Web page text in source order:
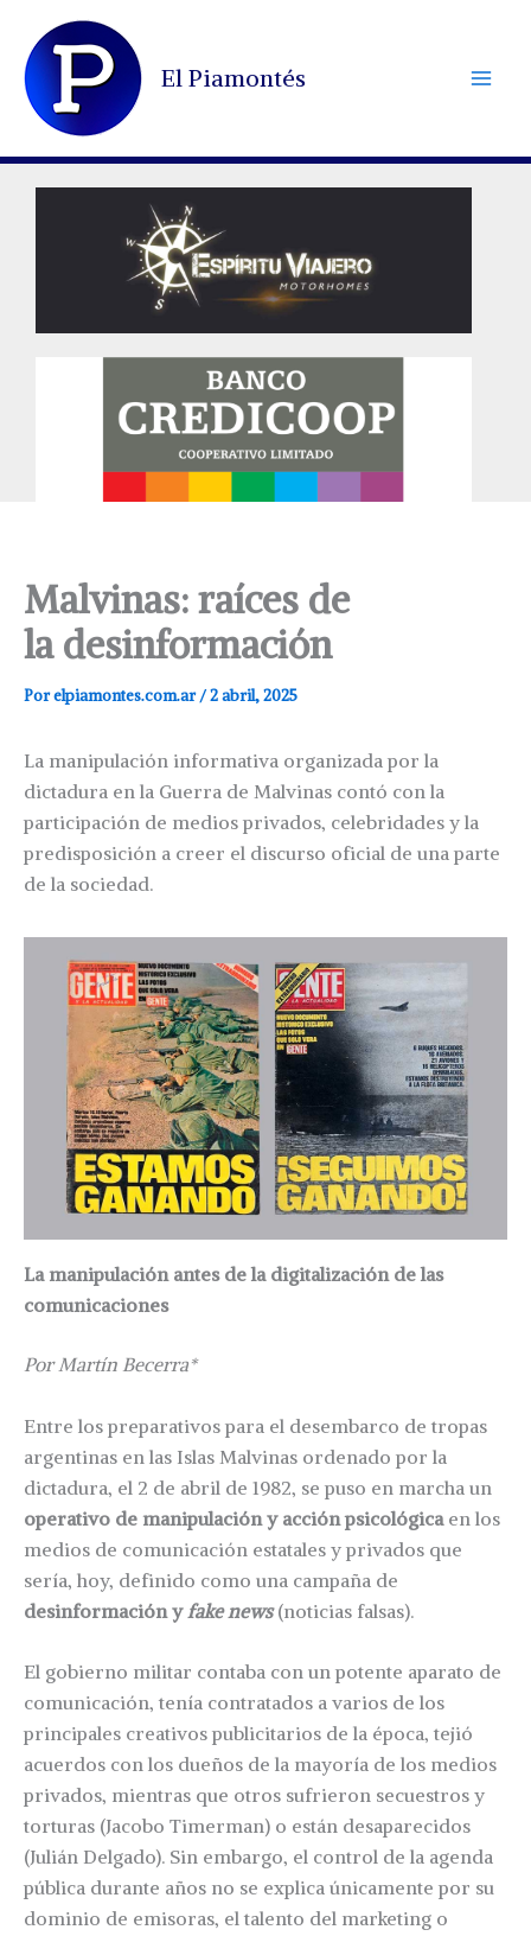
contenido
El Piamontés
Malvinas: raíces de
la desinformación
Porelpiamontes.com.ar/2 abril, 2025
La manipulación informativa organizada por la
dictadura en la Guerra de Malvinas contó con la
participación de medios privados, celebridades y la
predisposición a creer el discurso oficial de una parte
de la sociedad.
La manipulación antes de la digitalización de las
comunicaciones
Por Martín Becerra*
Entre los preparativos para el desembarco de tropas
argentinas en las Islas Malvinas ordenado por la
dictadura, el 2 de abril de 1982, se puso en marcha un
operativo de manipulación y acción psicológica en los
medios de comunicación estatales y privados que
sería, hoy, definido como una campaña de
desinformación y fake news (noticias falsas).
El gobierno militar contaba con un potente aparato de
comunicación, tenía contratados a varios de los
principales creativos publicitarios de la época, tejió
acuerdos con los dueños de la mayoría de los medios
privados, mientras que otros sufrieron secuestros y
torturas (Jacobo Timerman) o están desaparecidos
(Julián Delgado). Sin embargo, el control de la agenda
pública durante años no se explica únicamente por su
dominio de emisoras, el talento del marketing o